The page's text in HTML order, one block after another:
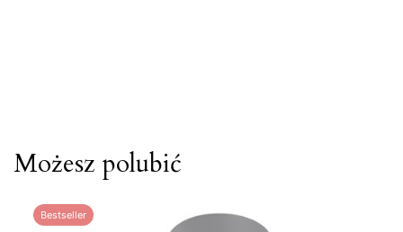
Możesz polubić
Bestseller